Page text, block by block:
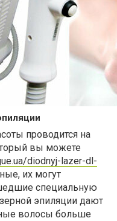
проводится на
вы можете
diodnyj-lazer-dl-
их могут
специальную
эпиляции дают
волосы больше